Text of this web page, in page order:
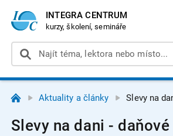
INTEGRA CENTRUM
kurzy, školení, semináře
Aktuality a články Slevy na
Slevy na dani -